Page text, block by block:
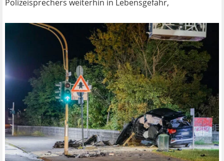
Polizeisprechers weiterhin in Lebensgefahr,